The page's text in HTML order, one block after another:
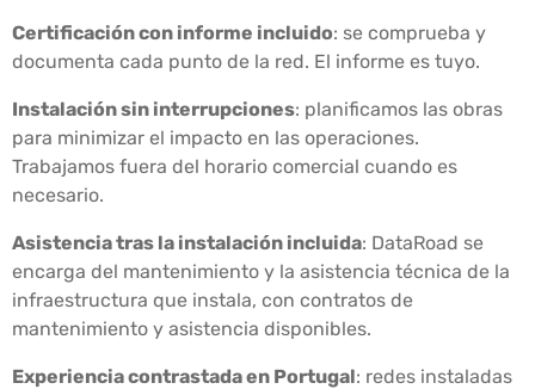
Certificación con informe incluido: se comprueba y
documenta cada punto de la red. El informe es tuyo.
Instalación sin interrupciones: planificamos las obras
para minimizar el impacto en las operaciones.
Trabajamos fuera del horario comercial cuando es
necesario.
Asistencia tras la instalación incluida: DataRoad se
encarga del mantenimiento y la asistencia técnica de la
infraestructura que instala, con contratos de
mantenimiento y asistencia disponibles.
Experiencia contrastada en Portugal: redes instaladas